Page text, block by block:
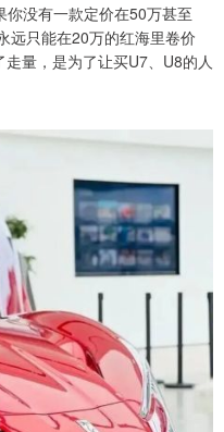
你没有一款定价在50万甚至
远只能在20万的红海里卷价
量，是为了让买U7、U8的人